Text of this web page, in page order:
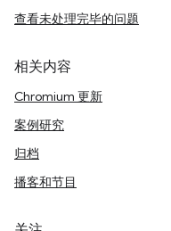
查看未处理完毕的问题
相关内容
Chromium 更新
案例研究
归档
播客和节目